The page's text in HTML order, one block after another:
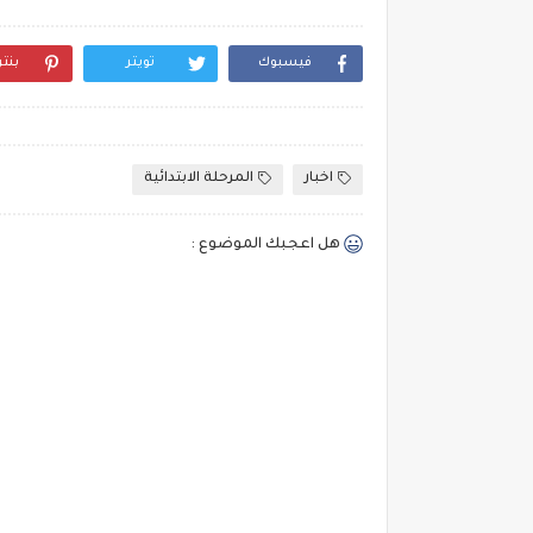
فيسبوك تويتر
اخبار المرحلة الابتدائية
هل اعجبك الموضوع :